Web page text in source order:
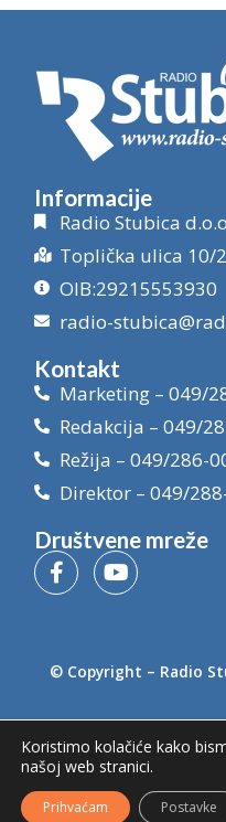
Informacije
Radio Stubica
Toplička ulica 10/
OIB:29215553930
radio-
Kontakt
Marketing – 049/
Redakcija – 049/
Režija – 049/286-
Direktor – 049/
Društvene mreže
© Copyright – Radio
Koristimo kolačiće kako
našoj web stranici.
Prihvaćam Postavke